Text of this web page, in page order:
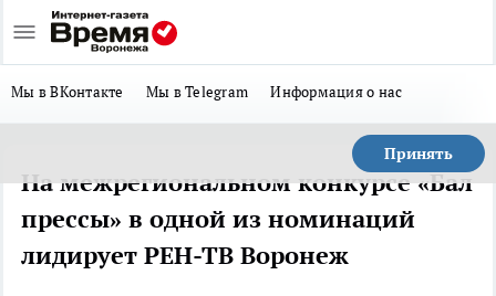
Мы в ВКонтакте Мы в Telegram Информация о нас
Принять
На межрегиональном конкурсе «Бал
прессы» в одной из номинаций
лидирует РЕН-ТВ Воронеж